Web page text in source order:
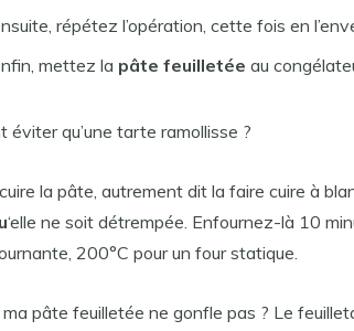
répétez l’opération, cette fois en
mettez la pâte feuilletée au
éviter qu’une tarte ramollisse ?
la pâte, autrement dit la faire cuire à
‘elle ne soit détrempée. Enfournez-là 10
200°C pour un four statique.
ma pâte feuilletée ne gonfle pas ? Le